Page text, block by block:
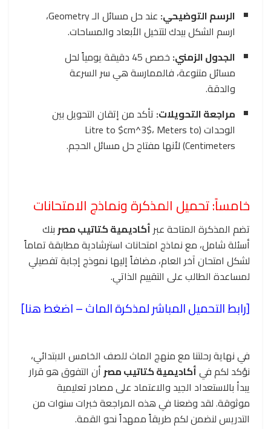
الرسم التوضيحي:
عند حل مسائل الـ Geometry،
ارسم الشكل بيدك لتتخيل الأبعاد والمساحات.
الجدول الزمني:
خصص 45 دقيقة يومياً لحل
مسائل متنوعة، فالممارسة هي سر السرعة
والدقة.
مراجعة التحويلات: تأكد من إتقان التحويل بين
الوحدات (Litre to
$cm^3$، Meters to
Centimeters) لأنها مفتاح حل مسائل الحجم.
خامساً: تحميل المذكرة ونماذج الامتحانات
تضم المذكرة المتاحة عبرأكاديمية كتاتيب مصربنك
أسئلة شامل، مع نماذج امتحانات استرشادية مطابقة تماماً
لشكل امتحان آخر العام، مضافاً إليها نموذج إجابة تفصيلي
لمساعدة الطالب على التقييم الذاتي.
[رابط التحميل المباشر لمذكرة الماث –اضغط هنا]
في نهاية رحلتنا مع منهج الماث للصف الخامس الابتدائي،
نؤكد لكم فيأكاديمية كتاتيب مصرأن التفوق هو قرار
يبدأ بالاستعداد الجيد والاعتماد على مصادر تعليمية
موثوقة. لقد وضعنا في هذه المراجعة خبرات سنوات من
التدريس لنضمن لكم طريقاً ممهداً نحو القمة.